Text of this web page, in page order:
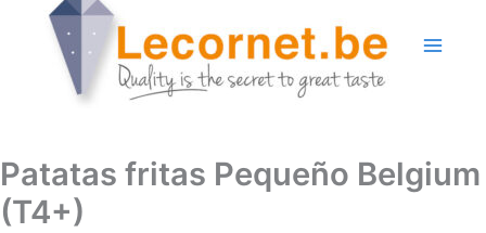
contenido
Patatas fritas Pequeño Belgium
(T4+)